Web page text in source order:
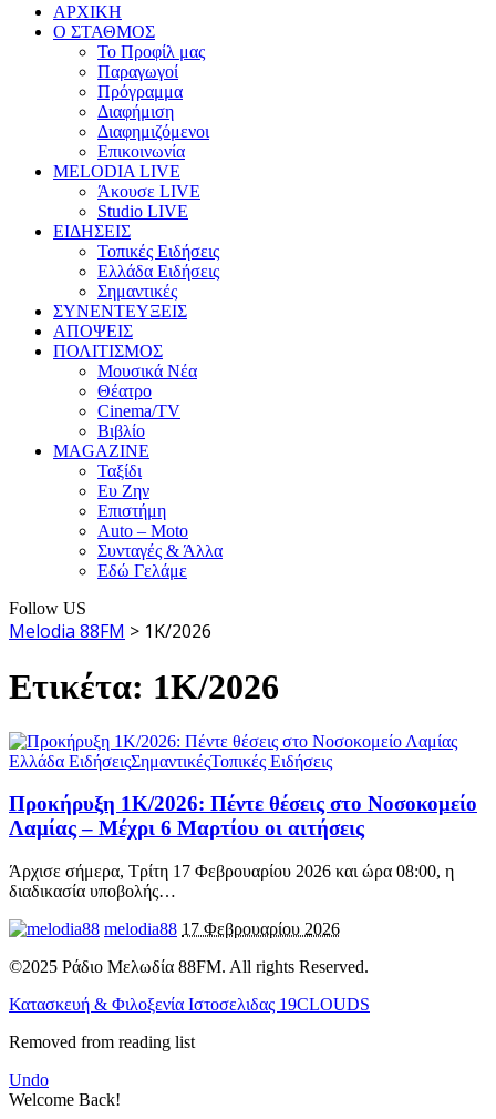
ΑΡΧΙΚΗ
Ο ΣΤΑΘΜΟΣ
Το Προφίλ μας
Παραγωγοί
Πρόγραμμα
Διαφήμιση
Διαφημιζόμενοι
Επικοινωνία
MELODIA LIVE
Άκουσε LIVE
Studio LIVE
ΕΙΔΗΣΕΙΣ
Τοπικές Ειδήσεις
Ελλάδα Ειδήσεις
Σημαντικές
ΣΥΝΕΝΤΕΥΞΕΙΣ
ΑΠΟΨΕΙΣ
ΠΟΛΙΤΙΣΜΟΣ
Μουσικά Νέα
Θέατρο
Cinema/TV
Βιβλίο
MAGAZINE
Ταξίδι
Ευ Ζην
Επιστήμη
Auto – Moto
Συνταγές & Άλλα
Εδώ Γελάμε
Follow US
Melodia 88FM > 1Κ/2026
Ετικέτα: 1Κ/2026
Ελλάδα ΕιδήσειςΣημαντικέςΤοπικές Ειδήσεις
Προκήρυξη 1Κ/2026: Πέντε θέσεις στο Νοσοκομείο
Λαμίας – Μέχρι 6 Μαρτίου οι αιτήσεις
Άρχισε σήμερα, Τρίτη 17 Φεβρουαρίου 2026 και ώρα 08:00, η
διαδικασία υποβολής…
melodia88 17 Φεβρουαρίου 2026
©2025 Ράδιο Μελωδία 88FM. All rights Reserved.
Κατασκευή & Φιλοξενία Ιστοσελιδας 19CLOUDS
Removed from reading list
Undo
Welcome Back!